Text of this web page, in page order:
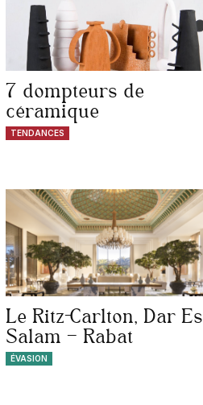
7 dompteurs de
céramique
TENDANCES
Le Ritz-Carlton, Dar Es
Salam – Rabat
ÉVASION